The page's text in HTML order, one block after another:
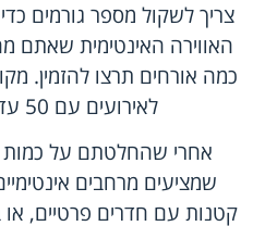
צריך לשקול מספר גורמים
האווירה האינטימית שאתם
כמה אורחים תרצו להזמין.
לאירועים עם 50 עד 100 משתתפים.
אחרי שהחלטתם על כמות
שמציעים מרחבים
קטנות עם חדרים פרטיים, או